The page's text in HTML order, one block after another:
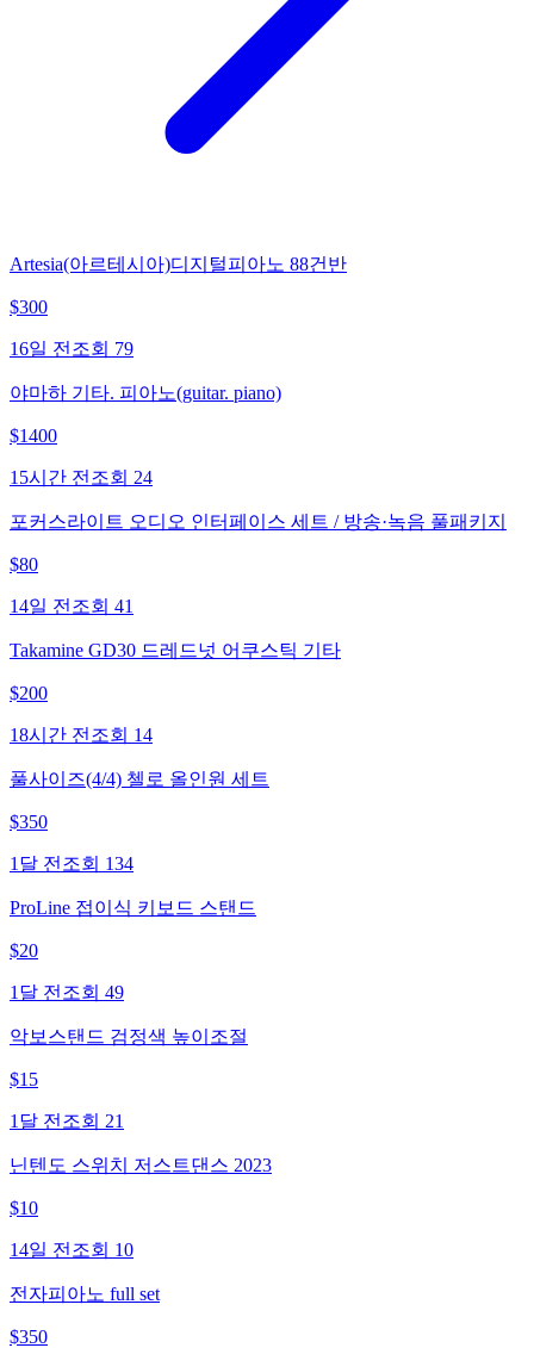
Artesia(아르테시아)디지털피아노 88건반
$300
16일 전 조회 79
야마하 기타. 피아노(guitar. piano)
$1400
15시간 전 조회 24
포커스라이트 오디오 인터페이스 세트 / 방송·녹음 풀패키지
$80
14일 전 조회 41
Takamine GD30 드레드넛 어쿠스틱 기타
$200
18시간 전 조회 14
풀사이즈(4/4) 첼로 올인원 세트
$350
1달 전 조회 134
ProLine 접이식 키보드 스탠드
$20
1달 전 조회 49
악보스탠드 검정색 높이조절
$15
1달 전 조회 21
닌텐도 스위치 저스트댄스 2023
$10
14일 전 조회 10
전자피아노 full set
$350